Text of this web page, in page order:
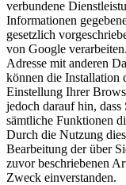
verbundene
Informationen
gesetzlich
von Google
Adresse mit anderen
können die Installation
Einstellung Ihrer
jedoch darauf hin,
sämtliche Funktionen
Durch die Nutzung
Bearbeitung der über
zuvor beschriebenen
Zweck einverstanden.